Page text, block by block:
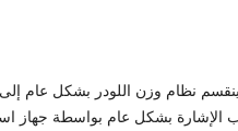
نظام وزن اللودر بشكل عام